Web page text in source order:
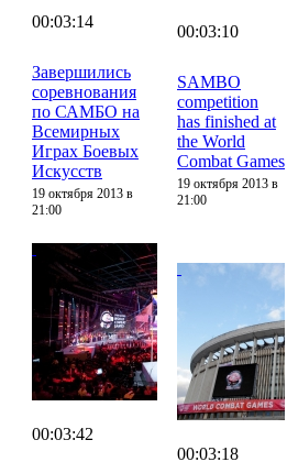
00:03:14
Завершились
соревнования
по САМБО на
Всемирных
Играх Боевых
Искусств
19 октября 2013 в
21:00
00:03:10
SAMBO
competition
has finished at
the World
Combat Games
19 октября 2013 в
21:00
00:03:42
00:03:18